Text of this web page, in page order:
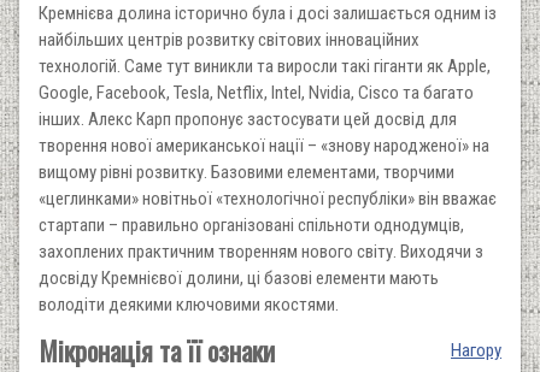
Кремнієва долина історично була і досі залишається одним із
найбільших центрів розвитку світових інноваційних
технологій. Саме тут виникли та виросли такі гіганти як Apple,
Google, Facebook, Tesla, Netflix, Intel, Nvidia, Cisco та багато
інших. Алекс Карп пропонує застосувати цей досвід для
творення нової американської нації – «знову народженої» на
вищому рівні розвитку. Базовими елементами, творчими
«цеглинками» новітньої «технологічної республіки» він вважає
стартапи – правильно організовані спільноти однодумців,
захоплених практичним творенням нового світу. Виходячи з
досвіду Кремнієвої долини, ці базові елементи мають
володіти деякими ключовими якостями.
Нагору
Мікронація та її ознаки